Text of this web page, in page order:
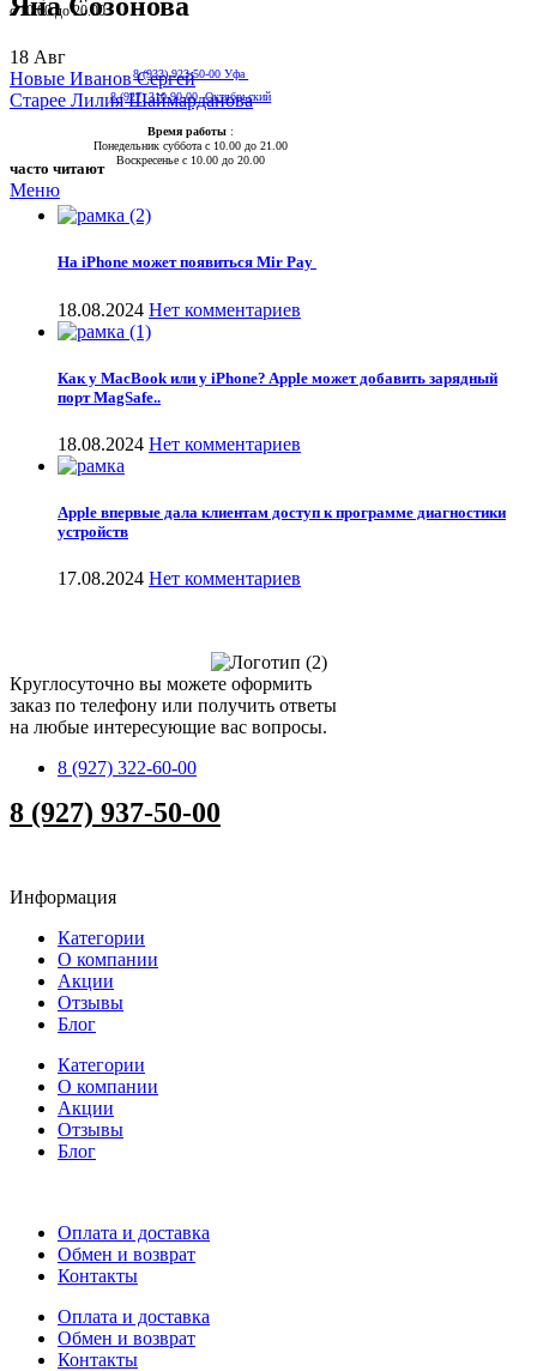
с 10.00 до 20.00
8 (933) 923-50-00 Уфа
8 (927) 310-90-00 Октябрьский
Время работы :
Понедельник суббота с 10.00 до 21.00
Воскресенье с 10.00 до 20.00
Меню
18 Авг
Новые Иванов Сергей
Старее Лилия Шаймарданова
часто читают
На iPhone может появиться Mir Pay
18.08.2024 Нет комментариев
Как у MacBook или у iPhone? Apple может добавить зарядный
порт MagSafe..
18.08.2024 Нет комментариев
Apple впервые дала клиентам доступ к программе диагностики
устройств
17.08.2024 Нет комментариев
Круглосуточно вы можете оформить
заказ по телефону или получить ответы
на любые интересующие вас вопросы.
8 (927) 322-60-00
8 (927) 937-50-00
Информация
Категории
О компании
Акции
Отзывы
Блог
Категории
О компании
Акции
Отзывы
Блог
Оплата и доставка
Обмен и возврат
Контакты
Оплата и доставка
Обмен и возврат
Контакты